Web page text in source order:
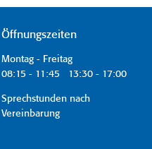
Öffnungszeiten
Montag - Freitag
08:15 - 11:45 13:30 - 17:00
Sprechstunden nach
Vereinbarung